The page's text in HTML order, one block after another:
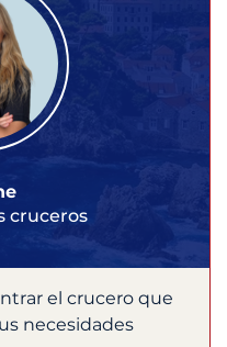
cruceros
el crucero que
necesidades